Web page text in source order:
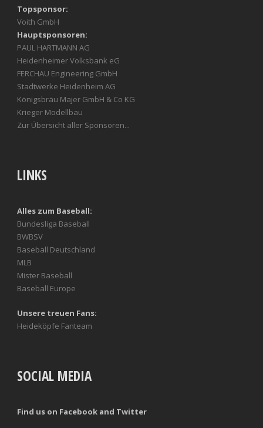
Topsponsor:
Voith GmbH
Hauptsponsoren:
PAUL HARTMANN AG
Heidenheimer Volksbank eG
FERCHAU Engineering GmbH
Stadtwerke Heidenheim AG
Königsbräu Majer GmbH & Co KG
Krieger Modellbau
Zur Übersicht aller Sponsoren...
LINKS
Alles zum Baseball:
Bundesliga Baseball
BWBSV
Baseball Deutschland
MLB
Mister Baseball
Baseball Europe
Unsere treuen Fans:
Heideköpfe Fanteam
SOCIAL MEDIA
Find us on Facebook and Twitter